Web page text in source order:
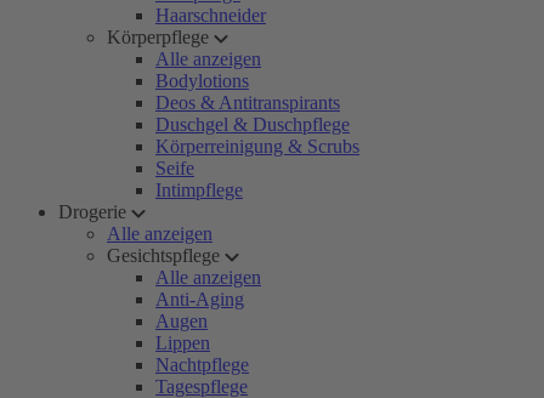
Haarschneider
Körperpflege
Alle anzeigen
Bodylotions
Deos & Antitranspirants
Duschgel & Duschpflege
Körperreinigung & Scrubs
Seife
Intimpflege
Drogerie
Alle anzeigen
Gesichtspflege
Alle anzeigen
Anti-Aging
Augen
Lippen
Nachtpflege
Tagespflege